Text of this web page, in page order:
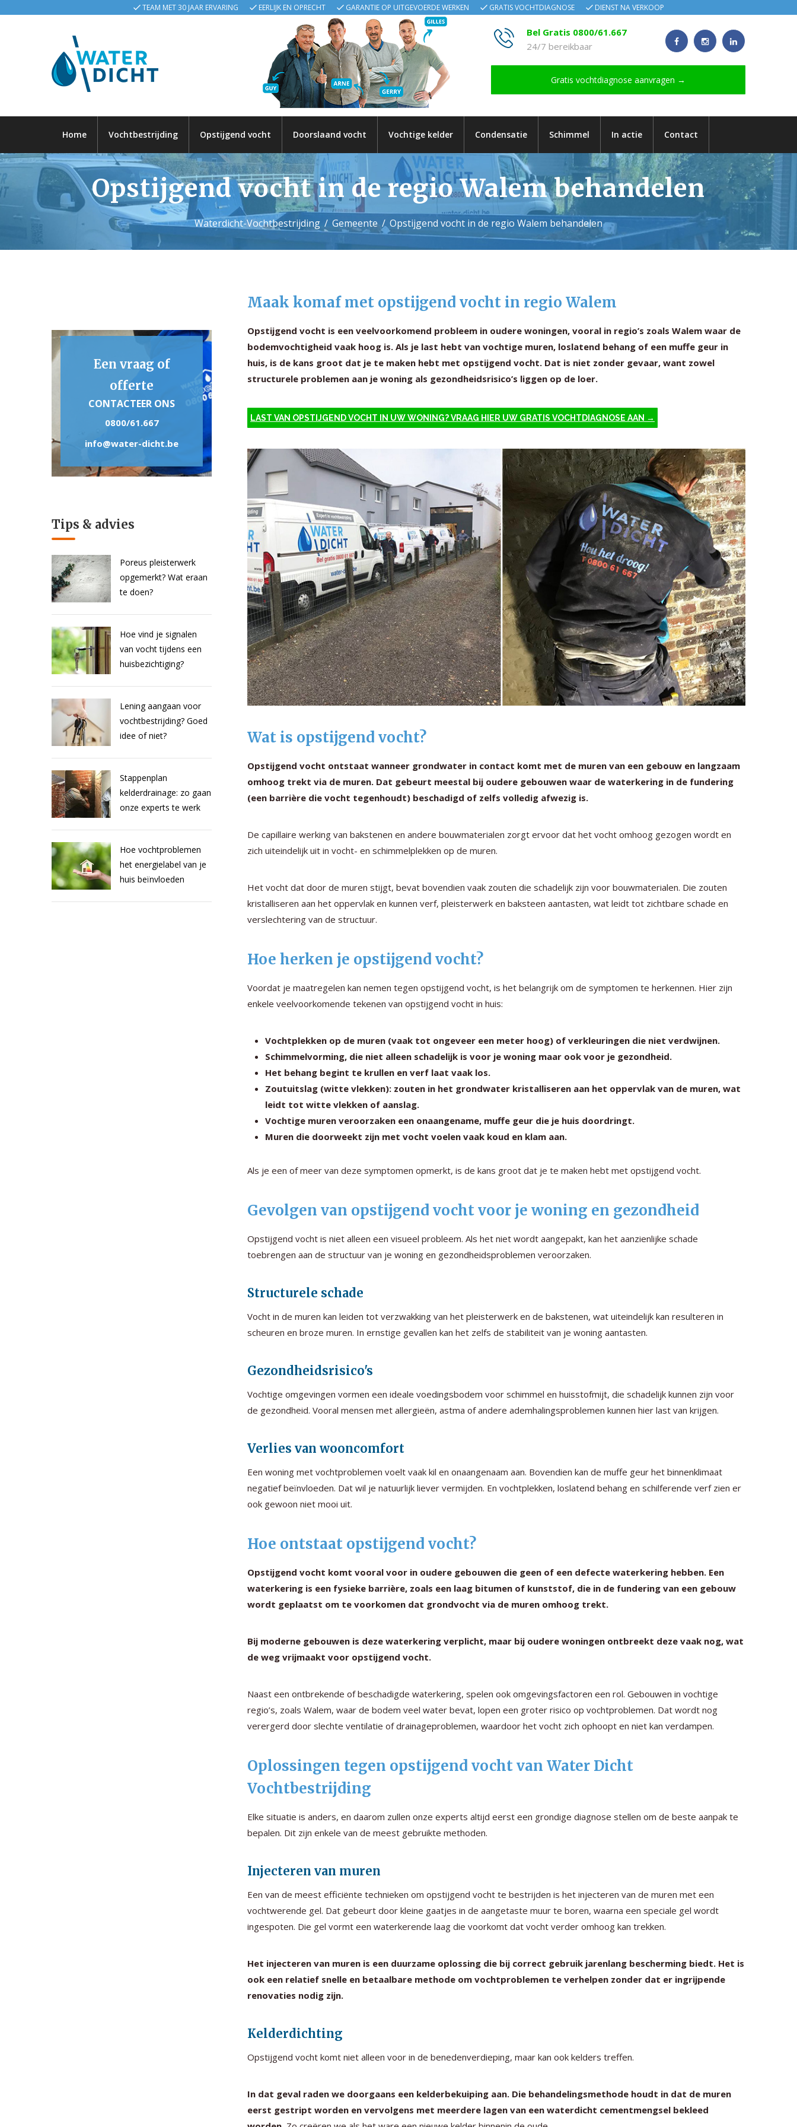
TEAM MET 30 JAAR ERVARING EERLIJK EN OPRECHT GARANTIE OP UITGEVOERDE WERKEN GRATIS VOCHTDIAGNOSE DIENST NA VERKOOP
Bel Gratis 0800/61.667
24/7 bereikbaar
Gratis vochtdiagnose aanvragen →
Home Vochtbestrijding Opstijgend vocht Doorslaand vocht Vochtige kelder Condensatie Schimmel In actie Contact
Opstijgend vocht in de regio Walem behandelen
Waterdicht-Vochtbestrijding Gemeente Opstijgend vocht in de regio Walem behandelen
Een vraag of
offerte
CONTACTEER ONS
0800/61.667
info@water-dicht.be
Tips & advies
Poreus pleisterwerk
opgemerkt? Wat eraan
te doen?
Hoe vind je signalen
van vocht tijdens een
huisbezichtiging?
Lening aangaan voor
vochtbestrijding? Goed
idee of niet?
Stappenplan
kelderdrainage: zo gaan
onze experts te werk
Hoe vochtproblemen
het energielabel van je
huis beïnvloeden
Maak komaf met opstijgend vocht in regio Walem
Opstijgend vocht is een veelvoorkomend probleem in oudere woningen, vooral in regio’s zoals Walem waar de
bodemvochtigheid vaak hoog is. Als je last hebt van vochtige muren, loslatend behang of een muffe geur in
huis, is de kans groot dat je te maken hebt met opstijgend vocht. Dat is niet zonder gevaar, want zowel
structurele problemen aan je woning als gezondheidsrisico’s liggen op de loer.
LAST VAN OPSTIJGEND VOCHT IN UW WONING? VRAAG HIER UW GRATIS VOCHTDIAGNOSE AAN →
Wat is opstijgend vocht?
Opstijgend vocht ontstaat wanneer grondwater in contact komt met de muren van een gebouw en langzaam
omhoog trekt via de muren. Dat gebeurt meestal bij oudere gebouwen waar de waterkering in de fundering
(een barrière die vocht tegenhoudt) beschadigd of zelfs volledig afwezig is.
De capillaire werking van bakstenen en andere bouwmaterialen zorgt ervoor dat het vocht omhoog gezogen wordt en
zich uiteindelijk uit in vocht- en schimmelplekken op de muren.
Het vocht dat door de muren stijgt, bevat bovendien vaak zouten die schadelijk zijn voor bouwmaterialen. Die zouten
kristalliseren aan het oppervlak en kunnen verf, pleisterwerk en baksteen aantasten, wat leidt tot zichtbare schade en
verslechtering van de structuur.
Hoe herken je opstijgend vocht?
Voordat je maatregelen kan nemen tegen opstijgend vocht, is het belangrijk om de symptomen te herkennen. Hier zijn
enkele veelvoorkomende tekenen van opstijgend vocht in huis:
Vochtplekken op de muren (vaak tot ongeveer een meter hoog) of verkleuringen die niet verdwijnen.
Schimmelvorming, die niet alleen schadelijk is voor je woning maar ook voor je gezondheid.
Het behang begint te krullen en verf laat vaak los.
Zoutuitslag (witte vlekken): zouten in het grondwater kristalliseren aan het oppervlak van de muren, wat
leidt tot witte vlekken of aanslag.
Vochtige muren veroorzaken een onaangename, muffe geur die je huis doordringt.
Muren die doorweekt zijn met vocht voelen vaak koud en klam aan.
Als je een of meer van deze symptomen opmerkt, is de kans groot dat je te maken hebt met opstijgend vocht.
Gevolgen van opstijgend vocht voor je woning en gezondheid
Opstijgend vocht is niet alleen een visueel probleem. Als het niet wordt aangepakt, kan het aanzienlijke schade
toebrengen aan de structuur van je woning en gezondheidsproblemen veroorzaken.
Structurele schade
Vocht in de muren kan leiden tot verzwakking van het pleisterwerk en de bakstenen, wat uiteindelijk kan resulteren in
scheuren en broze muren. In ernstige gevallen kan het zelfs de stabiliteit van je woning aantasten.
Gezondheidsrisico's
Vochtige omgevingen vormen een ideale voedingsbodem voor schimmel en huisstofmijt, die schadelijk kunnen zijn voor
de gezondheid. Vooral mensen met allergieën, astma of andere ademhalingsproblemen kunnen hier last van krijgen.
Verlies van wooncomfort
Een woning met vochtproblemen voelt vaak kil en onaangenaam aan. Bovendien kan de muffe geur het binnenklimaat
negatief beïnvloeden. Dat wil je natuurlijk liever vermijden. En vochtplekken, loslatend behang en schilferende verf zien er
ook gewoon niet mooi uit.
Hoe ontstaat opstijgend vocht?
Opstijgend vocht komt vooral voor in oudere gebouwen die geen of een defecte waterkering hebben. Een
waterkering is een fysieke barrière, zoals een laag bitumen of kunststof, die in de fundering van een gebouw
wordt geplaatst om te voorkomen dat grondvocht via de muren omhoog trekt.
Bij moderne gebouwen is deze waterkering verplicht, maar bij oudere woningen ontbreekt deze vaak nog, wat
de weg vrijmaakt voor opstijgend vocht.
Naast een ontbrekende of beschadigde waterkering, spelen ook omgevingsfactoren een rol. Gebouwen in vochtige
regio’s, zoals Walem, waar de bodem veel water bevat, lopen een groter risico op vochtproblemen. Dat wordt nog
verergerd door slechte ventilatie of drainageproblemen, waardoor het vocht zich ophoopt en niet kan verdampen.
Oplossingen tegen opstijgend vocht van Water Dicht
Vochtbestrijding
Elke situatie is anders, en daarom zullen onze experts altijd eerst een grondige diagnose stellen om de beste aanpak te
bepalen. Dit zijn enkele van de meest gebruikte methoden.
Injecteren van muren
Een van de meest efficiënte technieken om opstijgend vocht te bestrijden is het injecteren van de muren met een
vochtwerende gel. Dat gebeurt door kleine gaatjes in de aangetaste muur te boren, waarna een speciale gel wordt
ingespoten. Die gel vormt een waterkerende laag die voorkomt dat vocht verder omhoog kan trekken.
Het injecteren van muren is een duurzame oplossing die bij correct gebruik jarenlang bescherming biedt. Het is
ook een relatief snelle en betaalbare methode om vochtproblemen te verhelpen zonder dat er ingrijpende
renovaties nodig zijn.
Kelderdichting
Opstijgend vocht komt niet alleen voor in de benedenverdieping, maar kan ook kelders treffen.
In dat geval raden we doorgaans een kelderbekuiping aan. Die behandelingsmethode houdt in dat de muren
eerst gestript worden en vervolgens met meerdere lagen van een waterdicht cementmengsel bekleed